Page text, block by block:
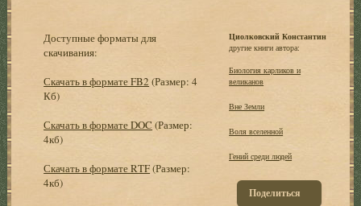
Доступные форматы для
скачивания:
Скачать в формате FB2 (Размер: 4
Кб)
Скачать в формате DOC (Размер:
4кб)
Скачать в формате RTF(Размер:
4кб)
Циолковский Константин
другие книги автора:
Биология карликов и
великанов
Вне Земли
Воля вселенной
Гений среди людей
Поделиться